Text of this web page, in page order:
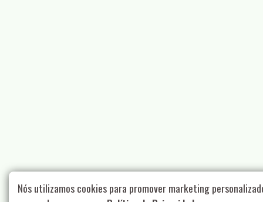
Nós utilizamos cookies para promover marketing